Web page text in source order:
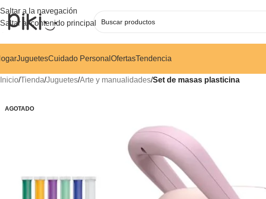
Saltar a la navegación
Saltar al contenido principal
JuguetesCuidado Personal OfertasTendencia
Inicio/Tienda/Juguetes/Arte y manualidades/Set de masas plasticina
AGOTADO